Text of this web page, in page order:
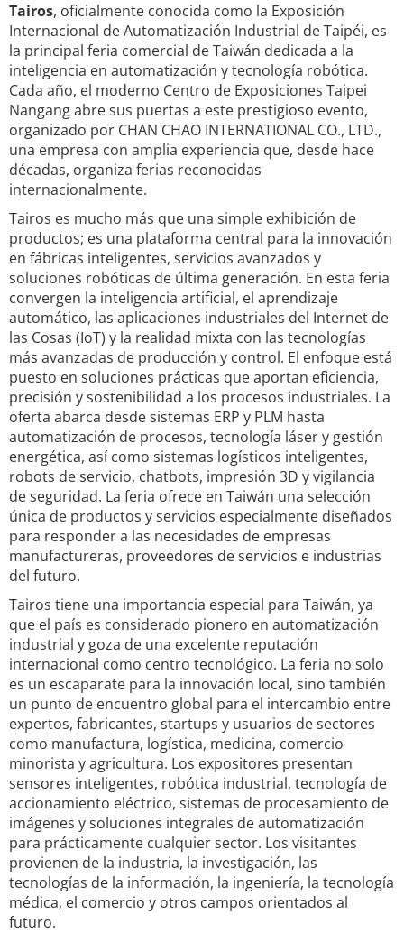
Tairos, oficialmente conocida como la Exposición
Internacional de Automatización Industrial de Taipéi, es
la principal feria comercial de Taiwán dedicada a la
inteligencia en automatización y tecnología robótica.
Cada año, el moderno Centro de Exposiciones Taipei
Nangang abre sus puertas a este prestigioso evento,
organizado por CHAN CHAO INTERNATIONAL CO., LTD.,
una empresa con amplia experiencia que, desde hace
décadas, organiza ferias reconocidas
internacionalmente.
Tairos es mucho más que una simple exhibición de
productos; es una plataforma central para la innovación
en fábricas inteligentes, servicios avanzados y
soluciones robóticas de última generación. En esta feria
convergen la inteligencia artificial, el aprendizaje
automático, las aplicaciones industriales del Internet de
las Cosas (IoT) y la realidad mixta con las tecnologías
más avanzadas de producción y control. El enfoque está
puesto en soluciones prácticas que aportan eficiencia,
precisión y sostenibilidad a los procesos industriales. La
oferta abarca desde sistemas ERP y PLM hasta
automatización de procesos, tecnología láser y gestión
energética, así como sistemas logísticos inteligentes,
robots de servicio, chatbots, impresión 3D y vigilancia
de seguridad. La feria ofrece en Taiwán una selección
única de productos y servicios especialmente diseñados
para responder a las necesidades de empresas
manufactureras, proveedores de servicios e industrias
del futuro.
Tairos tiene una importancia especial para Taiwán, ya
que el país es considerado pionero en automatización
industrial y goza de una excelente reputación
internacional como centro tecnológico. La feria no solo
es un escaparate para la innovación local, sino también
un punto de encuentro global para el intercambio entre
expertos, fabricantes, startups y usuarios de sectores
como manufactura, logística, medicina, comercio
minorista y agricultura. Los expositores presentan
sensores inteligentes, robótica industrial, tecnología de
accionamiento eléctrico, sistemas de procesamiento de
imágenes y soluciones integrales de automatización
para prácticamente cualquier sector. Los visitantes
provienen de la industria, la investigación, las
tecnologías de la información, la ingeniería, la tecnología
médica, el comercio y otros campos orientados al
futuro.